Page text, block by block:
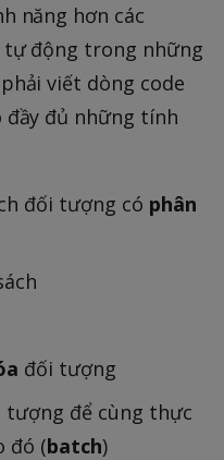
năng hơn các
tự động trong những
viết dòng code
đầy đủ những tính
đối tượng có phân
đối tượng
tượng để cùng thực
đó (batch)